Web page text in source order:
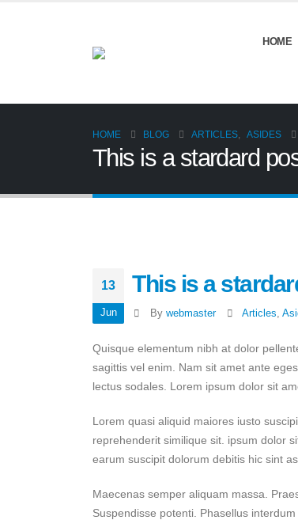
HOME
HOME BLOG ARTICLES, ASIDES
This is a stardard
13
Jun
This is a
By webmaster Articles,
Quisque elementum nibh at dolor
sagittis vel enim. Nam sit amet ante
lectus sodales. Lorem ipsum dolor sit
Lorem quasi aliquid maiores iusto
reprehenderit similique sit. ipsum dolor
earum suscipit dolorum debitis hic sint
Maecenas semper aliquam massa.
Suspendisse potenti. Phasellus